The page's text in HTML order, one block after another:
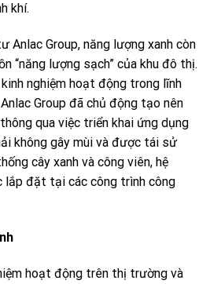
khí.
Anlac Group, năng lượng xanh còn
“năng lượng sạch” của khu đô thị.
nghiệm hoạt động trong lĩnh
Group đã chủ động tạo nên
qua việc triển khai ứng dụng
không gây mùi và được tái sử
cây xanh và công viên, hệ
đặt tại các công trình công
hoạt động trên thị trường và